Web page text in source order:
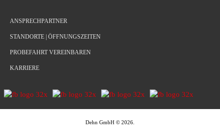
ANSPRECHPARTNER
STANDORTE | ÖFFNUNGSZEITEN
PROBEFAHRT VEREINBAREN
KARRIERE
Dehn GmbH © 2026